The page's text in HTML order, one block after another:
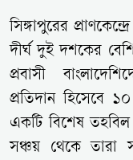
সিঙ্গাপুরের
দীর্ঘ দুই দশকের
প্রবাসী
প্রতিদান হিসেবে
একটি বিশেষ
সঞ্চয় থেকে তারা